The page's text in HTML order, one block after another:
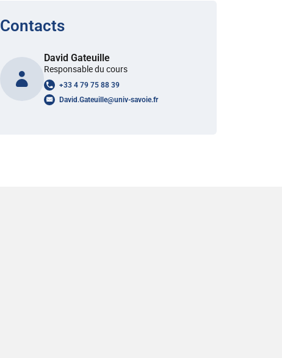
Contacts
David Gateuille
Responsable du cours
+33 4 79 75 88 39
David.Gateuille@univ-savoie.fr